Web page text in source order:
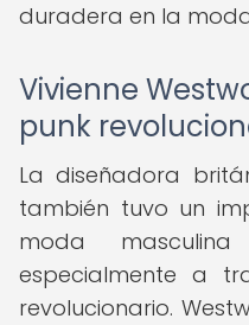
duradera en la
Vivienne
punk
La diseñadora
también tuvo un
moda
especialmente a
revolucionario.